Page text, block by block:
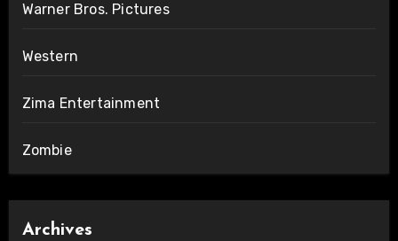
Warner Bros. Pictures
Western
Zima Entertainment
Zombie
Archives